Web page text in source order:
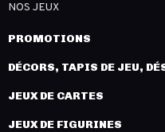
NOS JEUX
PROMOTIONS
DÉCORS, TAPIS DE JEU,
JEUX DE CARTES
JEUX DE FIGURINES